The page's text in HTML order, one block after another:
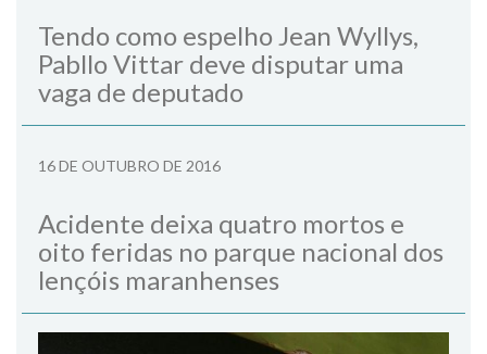
Tendo como espelho Jean Wyllys,
Pabllo Vittar deve disputar uma
vaga de deputado
16 DE OUTUBRO DE 2016
Acidente deixa quatro mortos e
oito feridas no parque nacional dos
lençóis maranhenses